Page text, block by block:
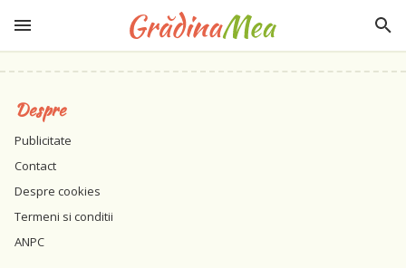
Despre
Publicitate
Contact
Despre cookies
Termeni si conditii
ANPC